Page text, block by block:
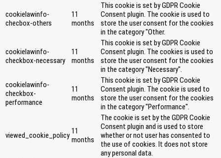
cookielawinfo-
checbox-others
11
months
This cookie is set by GDPR Cookie
Consent plugin. The cookie is used to
store the user consent for the cookies
in the category "Other.
cookielawinfo-
checkbox-necessary
11
months
This cookie is set by GDPR Cookie
Consent plugin. The cookies is used to
store the user consent for the cookies
in the category "Necessary".
cookielawinfo-
checkbox-
performance
11
months
This cookie is set by GDPR Cookie
Consent plugin. The cookie is used to
store the user consent for the cookies
in the category "Performance".
viewed_cookie_policy 11
months
The cookie is set by the GDPR Cookie
Consent plugin and is used to store
whether or not user has consented to
the use of cookies. It does not store
any personal data.